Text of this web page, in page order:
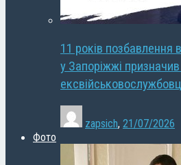
11 років позбавлення
у Запоріжжі
zapsich, 21/07/2026
Фото